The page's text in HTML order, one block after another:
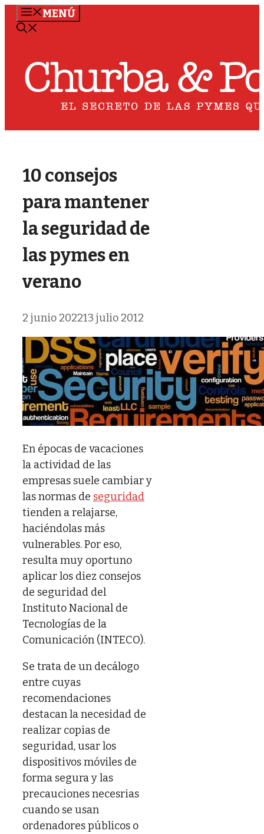
Saltar
MENÚ
10 consejos
para mantener
la seguridad de
las pymes en
verano
2 junio 202213 julio 2012
En épocas de vacaciones
la actividad de las
empresas suele cambiar y
las normas de seguridad
tienden a relajarse,
haciéndolas más
vulnerables. Por eso,
resulta muy oportuno
aplicar los diez consejos
de seguridad del
Instituto Nacional de
Tecnologías de la
Comunicación (INTECO).
Se trata de un decálogo
entre cuyas
recomendaciones
destacan la necesidad de
realizar copias de
seguridad, usar los
dispositivos móviles de
forma segura y las
precauciones necesrias
cuando se usan
ordenadores públicos o